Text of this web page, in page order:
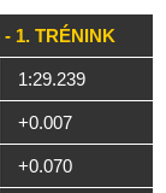
1. TRÉNINK
1:29.239
+0.007
+0.070